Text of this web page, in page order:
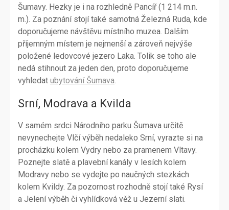
Šumavy. Hezky je i na rozhledně Pancíř (1 214 m.n.
m.). Za poznání stojí také samotná Železná Ruda, kde
doporučujeme návštěvu místního muzea. Dalším
příjemným místem je nejmenší a zároveň nejvýše
položené ledovcové jezero Laka. Tolik se toho ale
nedá stihnout za jeden den, proto doporučujeme
vyhledat ubytování Šumava
Srní, Modrava a Kvilda
V samém srdci Národního parku Šumava určitě
nevynechejte Vlčí výběh nedaleko Srní, vyrazte si na
procházku kolem Vydry nebo za pramenem Vltavy.
Poznejte slatě a plavební kanály v lesích kolem
Modravy nebo se vydejte po naučných stezkách
kolem Kvildy. Za pozornost rozhodně stojí také Rysí
a Jelení výběh či vyhlídková věž u Jezerní slati.